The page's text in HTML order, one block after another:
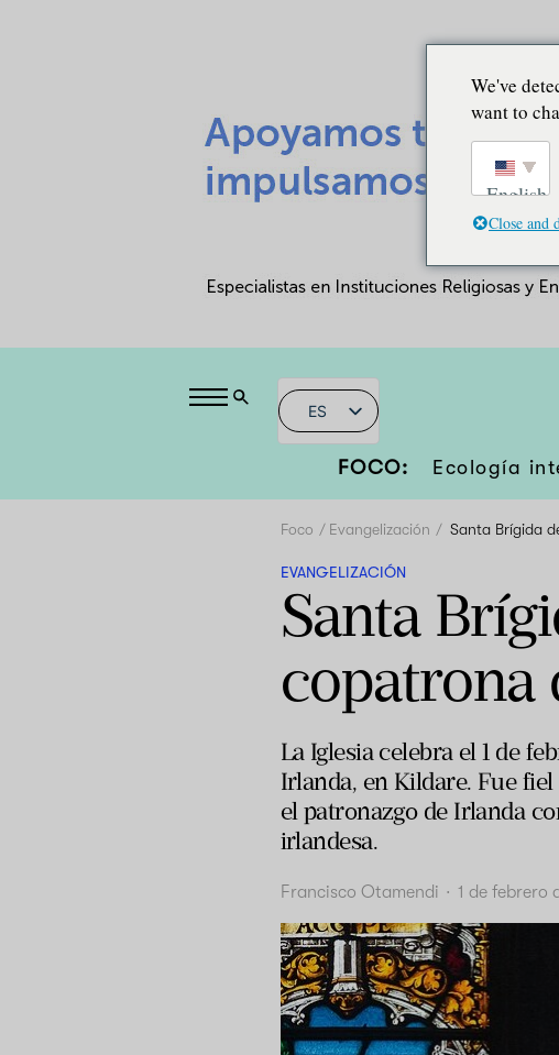
ES
FOCO: Ecología
Foco Evangelización Santa Brígida
EVANGELIZACIÓN
Santa
copatrona
La Iglesia celebra el 1 de
Irlanda, en Kildare. Fue
el patronazgo de Irlanda
irlandesa.
Francisco Otamendi · 1 de febrero
We've
want to
English
Close and